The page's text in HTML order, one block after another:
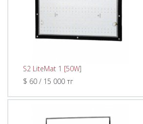
S2 LiteMat 1 [50W]
$ 60 / 15 000 тг